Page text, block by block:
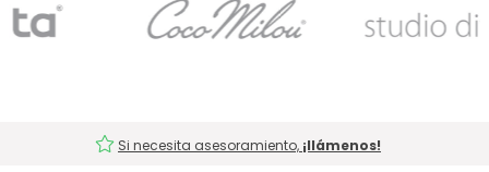
Si necesita asesoramiento, ¡llámenos!